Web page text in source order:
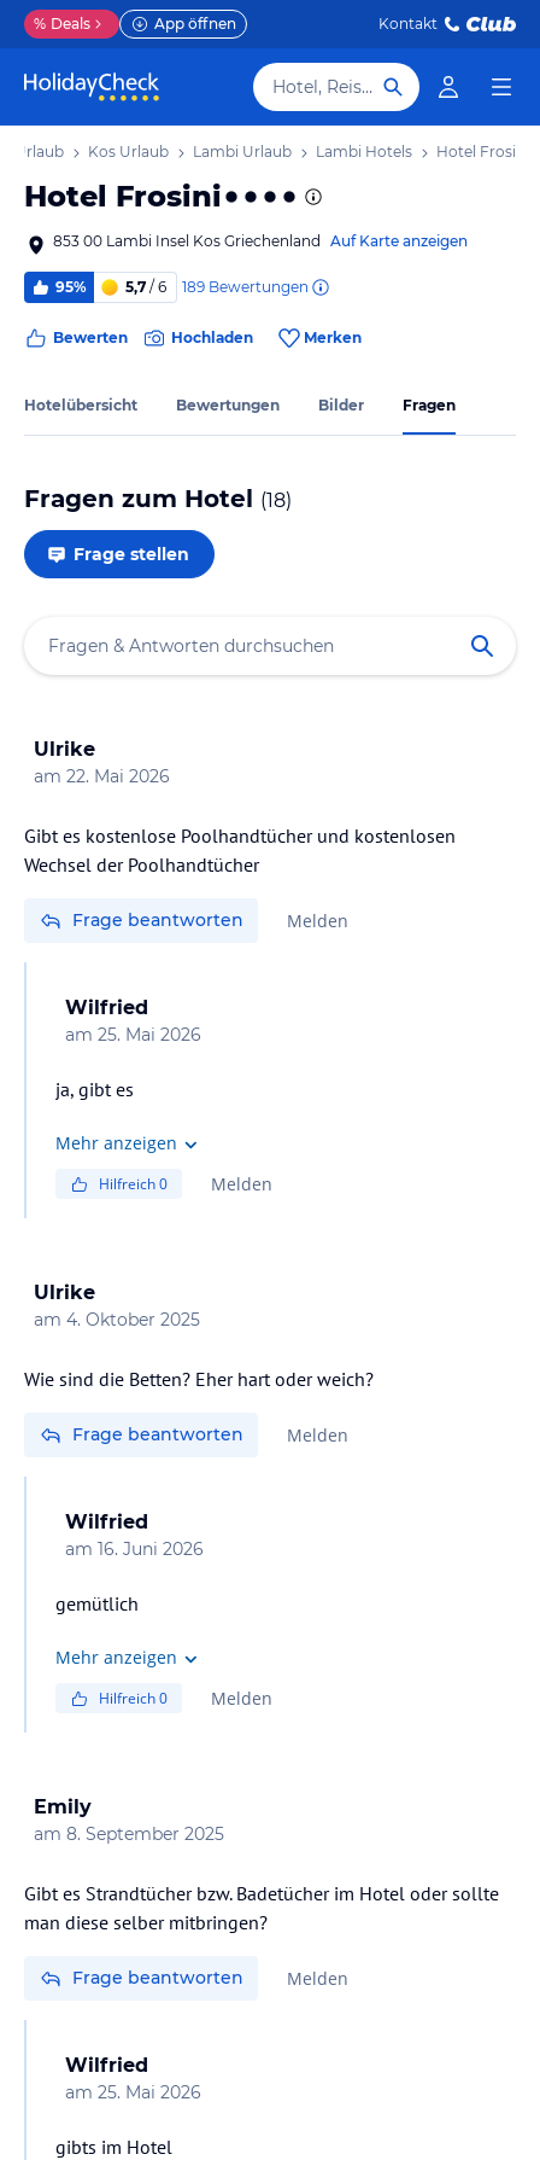
% Deals App öffnen Kontakt
Hotel, Reiseziel
Urlaub Kos Urlaub Lambi Urlaub Lambi Hotels Hotel Frosini
Hotel Frosini
853 00 Lambi Insel Kos Griechenland Auf Karte anzeigen
95% 5,7 / 6 189 Bewertungen
Bewerten Hochladen Merken
Hotelübersicht Bewertungen Bilder Fragen
Fragen zum Hotel (18)
Frage stellen
Ulrike
am 22. Mai 2026
Gibt es kostenlose Poolhandtücher und kostenlosen
Wechsel der Poolhandtücher
Frage beantworten Melden
Wilfried
am 25. Mai 2026
ja, gibt es
Mehr anzeigen
Hilfreich0 Melden
Ulrike
am 4. Oktober 2025
Wie sind die Betten? Eher hart oder weich?
Frage beantworten Melden
Wilfried
am 16. Juni 2026
gemütlich
Mehr anzeigen
Hilfreich0 Melden
Emily
am 8. September 2025
Gibt es Strandtücher bzw. Badetücher im Hotel oder sollte
man diese selber mitbringen?
Frage beantworten Melden
Wilfried
am 25. Mai 2026
gibts im Hotel